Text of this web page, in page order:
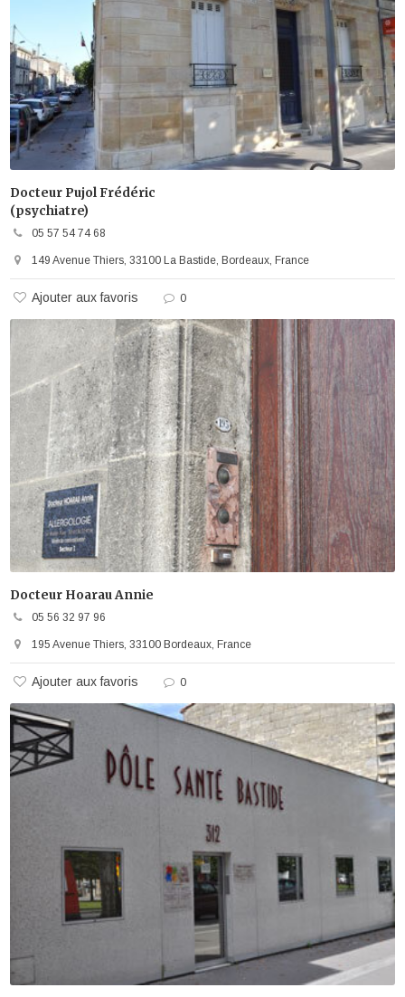
Docteur Pujol Frédéric
(psychiatre)
05 57 54 74 68
149 Avenue Thiers, 33100 La Bastide, Bordeaux, France
Ajouter aux favoris 0
Docteur Hoarau Annie
05 56 32 97 96
195 Avenue Thiers, 33100 Bordeaux, France
Ajouter aux favoris 0